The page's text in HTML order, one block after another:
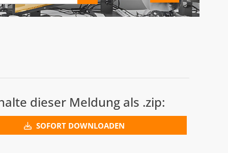
dieser Meldung als .zip:
SOFORT DOWNLOADEN